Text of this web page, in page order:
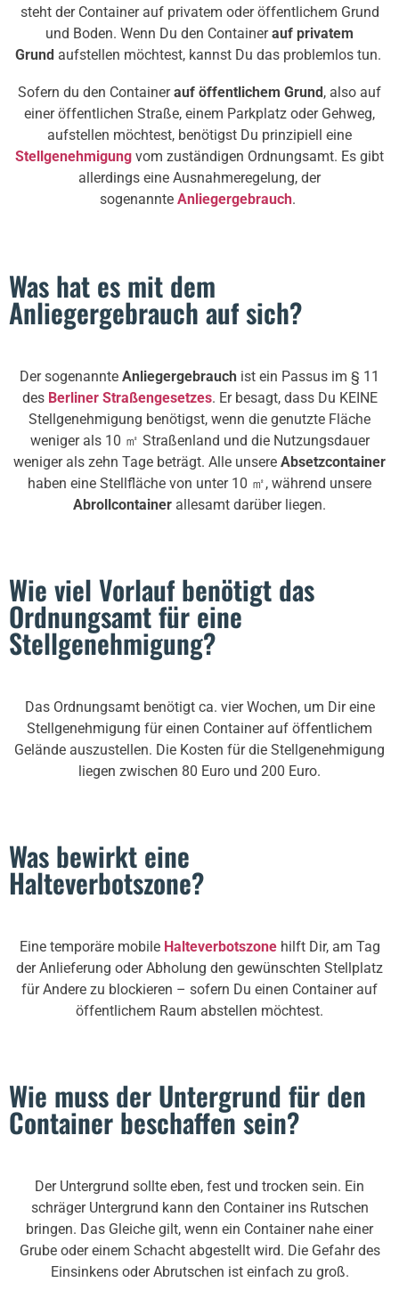
steht der Container auf privatem oder öffentlichem Grund
und Boden. Wenn Du den Containerauf privatem
Grundaufstellen möchtest, kannst Du das problemlos tun.
Sofern du den Containerauf öffentlichem Grund, also auf
einer öffentlichen Straße, einem Parkplatz oder Gehweg,
aufstellen möchtest, benötigst Du prinzipiell eine
Stellgenehmigung vom zuständigen Ordnungsamt. Es gibt
allerdings eine Ausnahmeregelung, der
sogenannte Anliegergebrauch.
Was hat es mit dem
Anliegergebrauch auf sich?
Der sogenannte Anliegergebrauch ist ein Passus im § 11
des Berliner Straßengesetzes. Er besagt, dass Du KEINE
Stellgenehmigung benötigst, wenn die genutzte Fläche
weniger als 10 ㎡ Straßenland und die Nutzungsdauer
weniger als zehn Tage beträgt. Alle unsere Absetzcontainer
haben eine Stellfläche von unter 10 ㎡, während unsere
Abrollcontainer allesamt darüber liegen.
Wie viel Vorlauf benötigt das
Ordnungsamt für eine
Stellgenehmigung?
Das Ordnungsamt benötigt ca. vier Wochen, um Dir eine
Stellgenehmigung für einen Container auf öffentlichem
Gelände auszustellen. Die Kosten für die Stellgenehmigung
liegen zwischen 80 Euro und 200 Euro.
Was bewirkt eine
Halteverbotszone?
Eine temporäre mobile Halteverbotszonehilft Dir, am Tag
der Anlieferung oder Abholung den gewünschten Stellplatz
für Andere zu blockieren – sofern Du einen Container auf
öffentlichem Raum abstellen möchtest.
Wie muss der Untergrund für den
Container beschaffen sein?
Der Untergrund sollte eben, fest und trocken sein. Ein
schräger Untergrund kann den Container ins Rutschen
bringen. Das Gleiche gilt, wenn ein Container nahe einer
Grube oder einem Schacht abgestellt wird. Die Gefahr des
Einsinkens oder Abrutschen ist einfach zu groß.